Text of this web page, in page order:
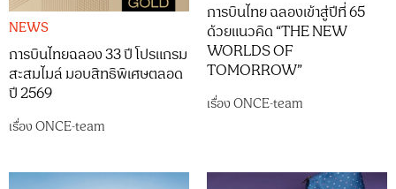
NEWS
การบินไทยฉลอง 33 ปี โปรแกรม
สะสมไมล์ มอบสิทธิพิเศษตลอด
ปี 2569
เรื่องONCE-team
การบินไทย ฉลองเข้าสู่ปีที่ 65
ด้วยแนวคิด “THE NEW
WORLDS OF
TOMORROW”
เรื่องONCE-team